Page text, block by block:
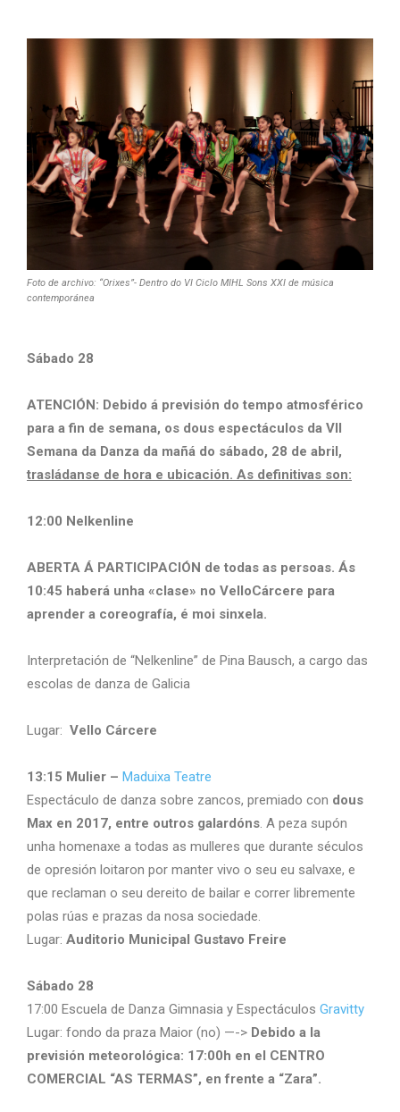
Foto de archivo: “Orixes”- Dentro do VI Ciclo MIHL Sons XXI de música
contemporánea
Sábado 28
ATENCIÓN: Debido á previsión do tempo atmosférico
para a fin de semana, os dous espectáculos da VII
Semana da Danza da mañá do sábado, 28 de abril,
trasládanse de hora e ubicación. As definitivas son:
12:00 Nelkenline
ABERTA Á PARTICIPACIÓN de todas as persoas. Ás
10:45 haberá unha «clase» no VelloCárcere para
aprender a coreografía, é moi sinxela.
Interpretación de “Nelkenline” de Pina Bausch, a cargo das
escolas de danza de Galicia
Lugar: Vello Cárcere
13:15 Mulier – Maduixa Teatre
Espectáculo de danza sobre zancos, premiado con dous
Max en 2017, entre outros galardóns. A peza supón
unha homenaxe a todas as mulleres que durante séculos
de opresión loitaron por manter vivo o seu eu salvaxe, e
que reclaman o seu dereito de bailar e correr libremente
polas rúas e prazas da nosa sociedade.
Lugar: Auditorio Municipal Gustavo Freire
Sábado 28
17:00 Escuela de Danza Gimnasia y Espectáculos Gravitty
Lugar: fondo da praza Maior (no) —-> Debido a la
previsión meteorológica: 17:00h en el CENTRO
COMERCIAL “AS TERMAS”, en frente a “Zara”.